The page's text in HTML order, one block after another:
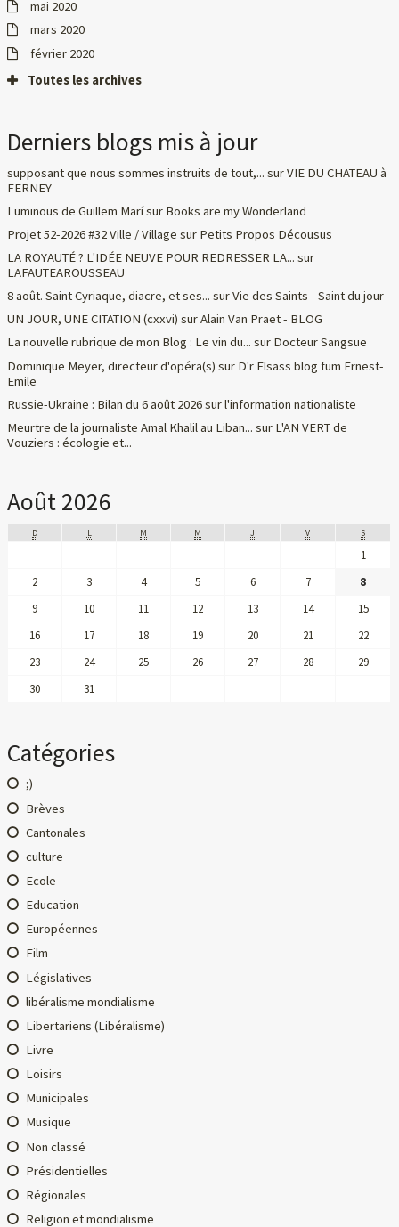
mai 2020
mars 2020
février 2020
Toutes les archives
Derniers blogs mis à jour
supposant que nous sommes instruits de tout,... surVIE DU CHATEAU à
FERNEY
Luminous de Guillem Marísur Books are my Wonderland
Projet 52-2026 #32 Ville / Village sur Petits Propos Décousus
LA ROYAUTÉ ? L'IDÉE NEUVE POUR REDRESSER LA... sur
LAFAUTEAROUSSEAU
8 août. Saint Cyriaque, diacre, et ses... surVie des Saints - Saint du jour
UN JOUR, UNE CITATION (cxxvi) surAlain Van Praet - BLOG
La nouvelle rubrique de mon Blog : Le vin du... sur Docteur Sangsue
Dominique Meyer, directeur d'opéra(s) sur D'r Elsass blog fum Ernest-
Emile
Russie-Ukraine : Bilan du 6 août 2026surl'information nationaliste
Meurtre de la journaliste Amal Khalil au Liban... sur L'AN VERT de
Vouziers : écologie et...
Août 2026
D L M M J V S
1
2
3 4 5 6 7
8
9
10 11 12 13 14
15
16
17 18 19 20 21
22
23
24 25 26 27 28
29
30
31
Catégories
;)
Brèves
Cantonales
culture
Ecole
Education
Européennes
Film
Législatives
libéralisme mondialisme
Libertariens (Libéralisme)
Livre
Loisirs
Municipales
Musique
Non classé
Présidentielles
Régionales
Religion et mondialisme